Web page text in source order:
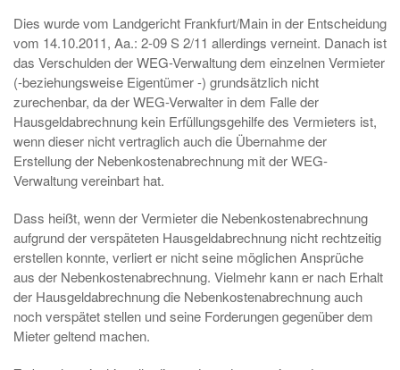
Dies wurde vom Landgericht Frankfurt/Main in der Entscheidung
vom 14.10.2011, Aa.: 2-09 S 2/11 allerdings verneint. Danach ist
das Verschulden der WEG-Verwaltung dem einzelnen Vermieter
(-beziehungsweise Eigentümer -) grundsätzlich nicht
zurechenbar, da der WEG-Verwalter in dem Falle der
Hausgeldabrechnung kein Erfüllungsgehilfe des Vermieters ist,
wenn dieser nicht vertraglich auch die Übernahme der
Erstellung der Nebenkostenabrechnung mit der WEG-
Verwaltung vereinbart hat.
Dass heißt, wenn der Vermieter die Nebenkostenabrechnung
aufgrund der verspäteten Hausgeldabrechnung nicht rechtzeitig
erstellen konnte, verliert er nicht seine möglichen Ansprüche
aus der Nebenkostenabrechnung. Vielmehr kann er nach Erhalt
der Hausgeldabrechnung die Nebenkostenabrechnung auch
noch verspätet stellen und seine Forderungen gegenüber dem
Mieter geltend machen.